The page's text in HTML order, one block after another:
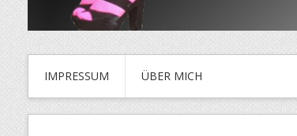
IMPRESSUM ÜBER MICH